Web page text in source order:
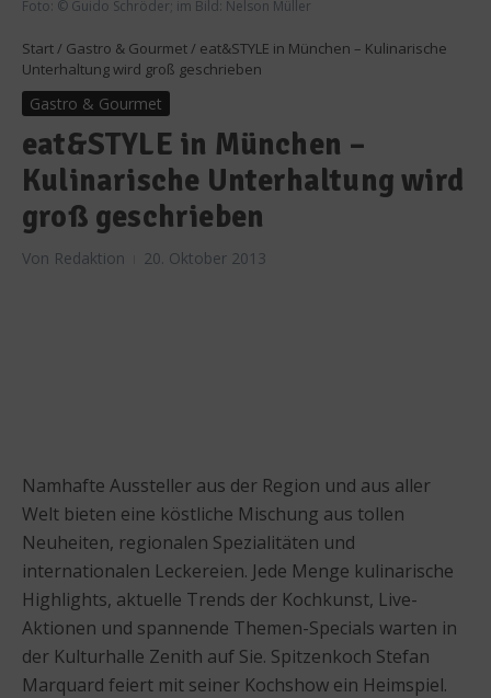
Foto: © Guido Schröder; im Bild: Nelson Müller
Start / Gastro & Gourmet / eat&STYLE in München – Kulinarische
Unterhaltung wird groß geschrieben
Gastro & Gourmet
eat&STYLE in München –
Kulinarische Unterhaltung wird
groß geschrieben
Von Redaktion 20. Oktober 2013
Namhafte Aussteller aus der Region und aus aller
Welt bieten eine köstliche Mischung aus tollen
Neuheiten, regionalen Spezialitäten und
internationalen Leckereien. Jede Menge kulinarische
Highlights, aktuelle Trends der Kochkunst, Live-
Aktionen und spannende Themen-Specials warten in
der Kulturhalle Zenith auf Sie. Spitzenkoch Stefan
Marquard feiert mit seiner Kochshow ein Heimspiel.